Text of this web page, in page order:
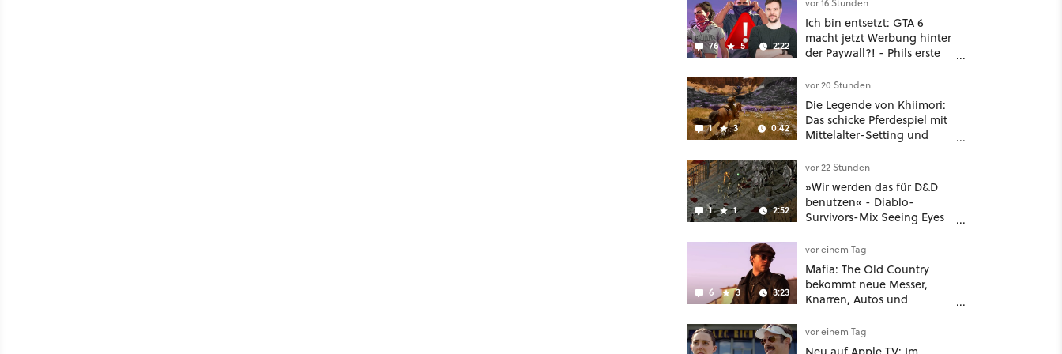
76 5 2:22
vor 16 Stunden
Ich bin entsetzt: GTA 6
macht jetzt Werbung hinter
der Paywall?! - Phils erste
Deal
1 3 0:42
vor 20 Stunden
Die Legende von Khiimori:
Das schicke Pferdespiel mit
Mittelalter-Setting und
noch größer und
gefährlicher
1 1 2:52
vor 22 Stunden
»Wir werden das für D&D
benutzen« - Diablo-
Survivors-Mix Seeing Eyes
nützliches Map-Tool
6 3 3:23
vor einem Tag
Mafia: The Old Country
bekommt neue Messer,
Knarren, Autos und
hat mehr dabei als nur
Story
vor einem Tag